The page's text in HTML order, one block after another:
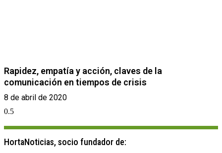
Rapidez, empatía y acción, claves de la
comunicación en tiempos de crisis
8 de abril de 2020
HortaNoticias, socio fundador de: